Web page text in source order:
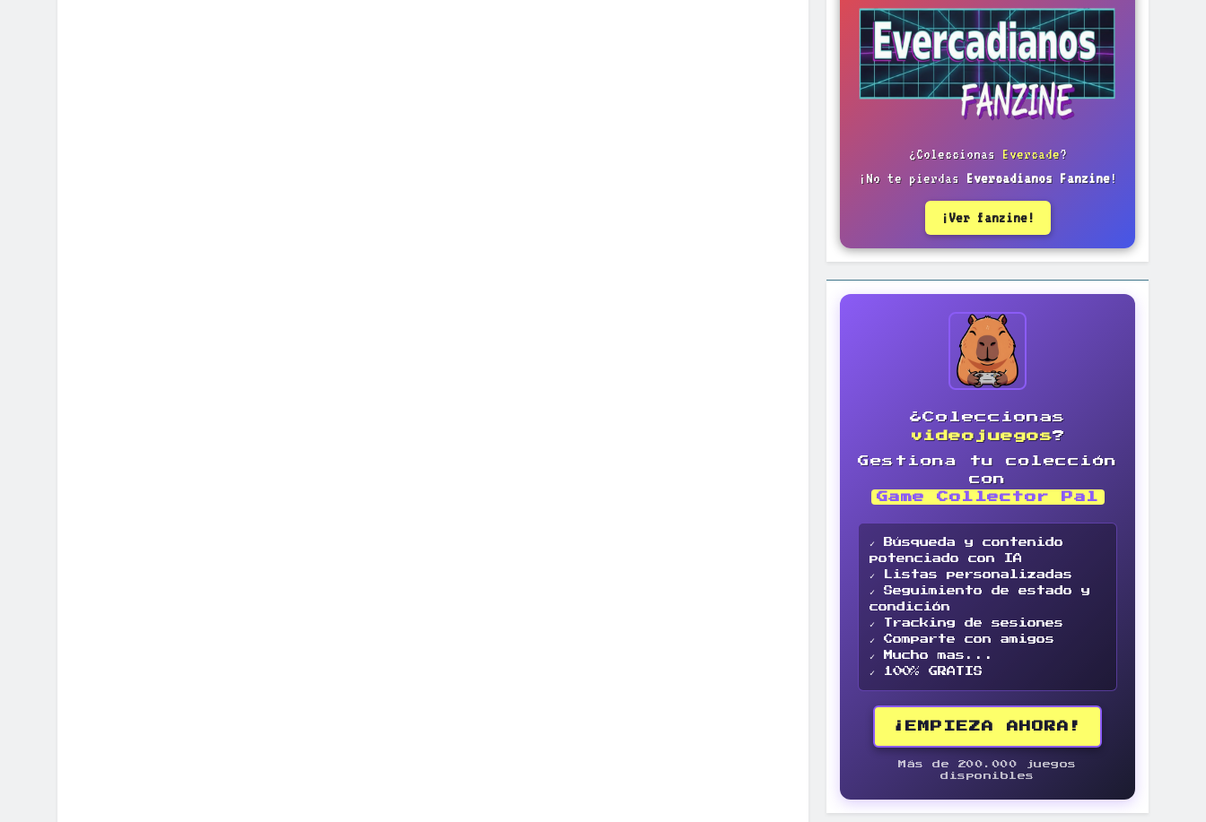
¿Coleccionas Evercade?
¡No te pierdas Evercadianos Fanzine!
¡Ver fanzine!
¿Coleccionas
videojuegos?
Gestiona tu colección
con
Game Collector Pal
✓ Búsqueda y contenido
potenciado con IA
✓ Listas personalizadas
✓ Seguimiento de estado y
condición
✓ Tracking de sesiones
✓ Comparte con amigos
✓ Mucho mas...
✓ 100% GRATIS
¡EMPIEZA AHORA!
Más de 200.000 juegos
disponibles